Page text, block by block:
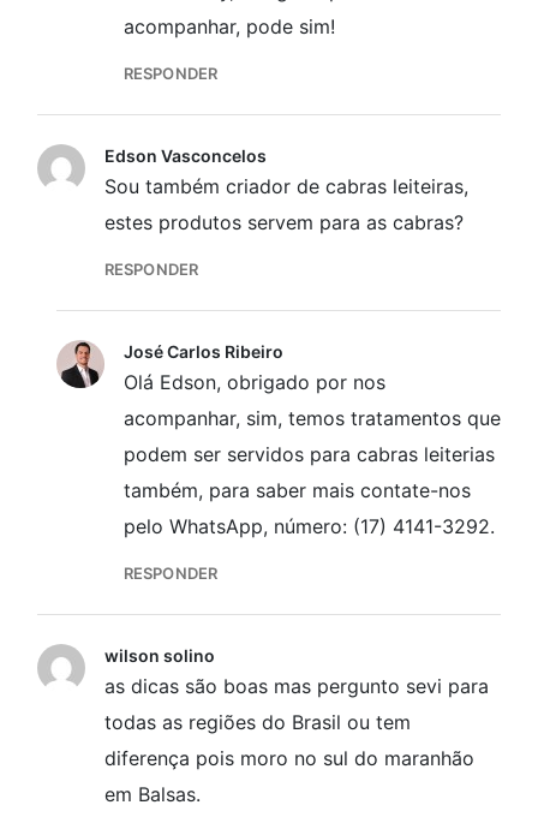
acompanhar, pode sim!
RESPONDER
Edson Vasconcelos
Sou também criador de cabras leiteiras,
estes produtos servem para as cabras?
RESPONDER
José Carlos Ribeiro
Olá Edson, obrigado por nos
acompanhar, sim, temos tratamentos que
podem ser servidos para cabras leiterias
também, para saber mais contate-nos
pelo WhatsApp, número: (17) 4141-3292.
RESPONDER
wilson solino
as dicas são boas mas pergunto sevi para
todas as regiões do Brasil ou tem
diferença pois moro no sul do maranhão
em Balsas.